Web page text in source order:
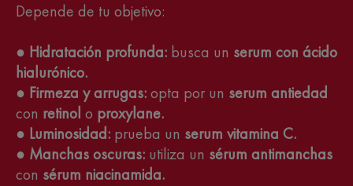
Depende de tu objetivo:
● Hidratación profunda: busca un serum con ácido
hialurónico.
● Firmeza y arrugas:opta por un serum antiedad
con retinol o proxylane.
● Luminosidad: prueba un serum vitamina C.
● Manchas oscuras: utiliza un sérum antimanchas
con sérum niacinamida.